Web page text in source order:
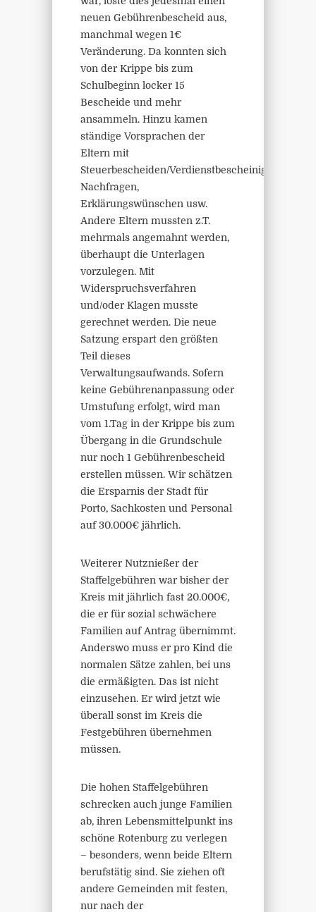
neuen Gebührenbescheid aus,
manchmal wegen 1€
Veränderung. Da konnten sich
von der Krippe bis zum
Schulbeginn locker 15
Bescheide und mehr
ansammeln. Hinzu kamen
ständige Vorsprachen der
Eltern mit
Steuerbescheiden/Verdienstbescheinigungen,
Nachfragen,
Erklärungswünschen usw.
Andere Eltern mussten z.T.
mehrmals angemahnt werden,
überhaupt die Unterlagen
vorzulegen. Mit
Widerspruchsverfahren
und/oder Klagen musste
gerechnet werden. Die neue
Satzung erspart den größten
Teil dieses
Verwaltungsaufwands. Sofern
keine Gebührenanpassung oder
Umstufung erfolgt, wird man
vom 1.Tag in der Krippe bis zum
Übergang in die Grundschule
nur noch 1 Gebührenbescheid
erstellen müssen. Wir schätzen
die Ersparnis der Stadt für
Porto, Sachkosten und Personal
auf 30.000€ jährlich.
Weiterer Nutznießer der
Staffelgebühren war bisher der
Kreis mit jährlich fast 20.000€,
die er für sozial schwächere
Familien auf Antrag übernimmt.
Anderswo muss er pro Kind die
normalen Sätze zahlen, bei uns
die ermäßigten. Das ist nicht
einzusehen. Er wird jetzt wie
überall sonst im Kreis die
Festgebühren übernehmen
müssen.
Die hohen Staffelgebühren
schrecken auch junge Familien
ab, ihren Lebensmittelpunkt ins
schöne Rotenburg zu verlegen
– besonders, wenn beide Eltern
berufstätig sind. Sie ziehen oft
andere Gemeinden mit festen,
nur nach der